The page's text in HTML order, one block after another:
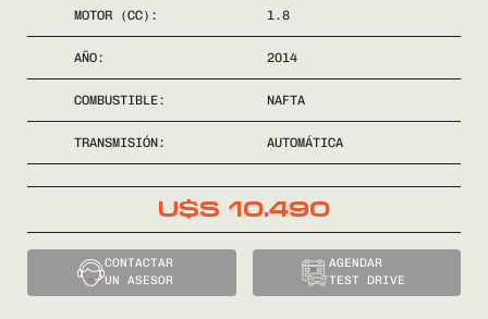
NOSOTROS
08002525
MOTOR (CC): 1.8
AÑO: 2014
COMBUSTIBLE: NAFTA
TRANSMISIÓN: AUTOMÁTICA
U$S 10.490
CONTACTAR
UN ASESOR
AGENDAR
TEST DRIVE